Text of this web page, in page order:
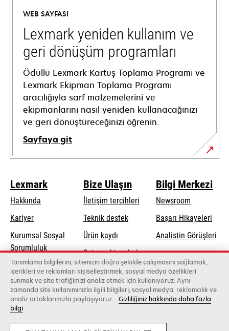
new
tab
WEB SAYFASI
Lexmark yeniden kullanım ve
geri dönüşüm programları
Ödüllü Lexmark Kartuş Toplama Programı ve
Lexmark Ekipman Toplama Programı
aracılığıyla sarf malzemelerini ve
ekipmanlarını nasıl yeniden kullanacağınızı
ve geri dönüştüreceğinizi öğrenin.
Sayfaya git
Lexmark
Hakkında
Kariyer
Kurumsal Sosyal
Sorumlulukopens
in
a
new
tab
Sürdürülebilirlik
Bize Ulaşın
İletişim tercihleri
Teknik destekopens
new
tab
Ürün kaydı
Satış noktası bul
Toptancıların
listesi
Bilgi Merkezi
Newsroom
Başarı Hikayeleri
Analistin Görüşleri
©2026 Tüm hakları saklıdır.
Tanımlama bilgilerini; sitemizin doğru şekilde çalışmasını sağlamak,
içerikleri ve reklamları kişiselleştirmek, sosyal medya özellikleri
sunmak ve site trafiğimizi analiz etmek için kullanıyoruz. Aynı
zamanda site kullanımınızla ilgili bilgileri; sosyal medya, reklamcılık ve
analiz ortaklarımızla paylaşıyoruz. Gizliliğiniz hakkında daha fazla
bilgi